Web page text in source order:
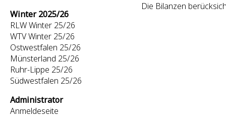
Winter 2025/26
RLW Winter 25/26
WTV Winter 25/26
Ostwestfalen 25/26
Münsterland 25/26
Ruhr-Lippe 25/26
Südwestfalen 25/26
Administrator
Anmeldeseite
Die Bilanzen